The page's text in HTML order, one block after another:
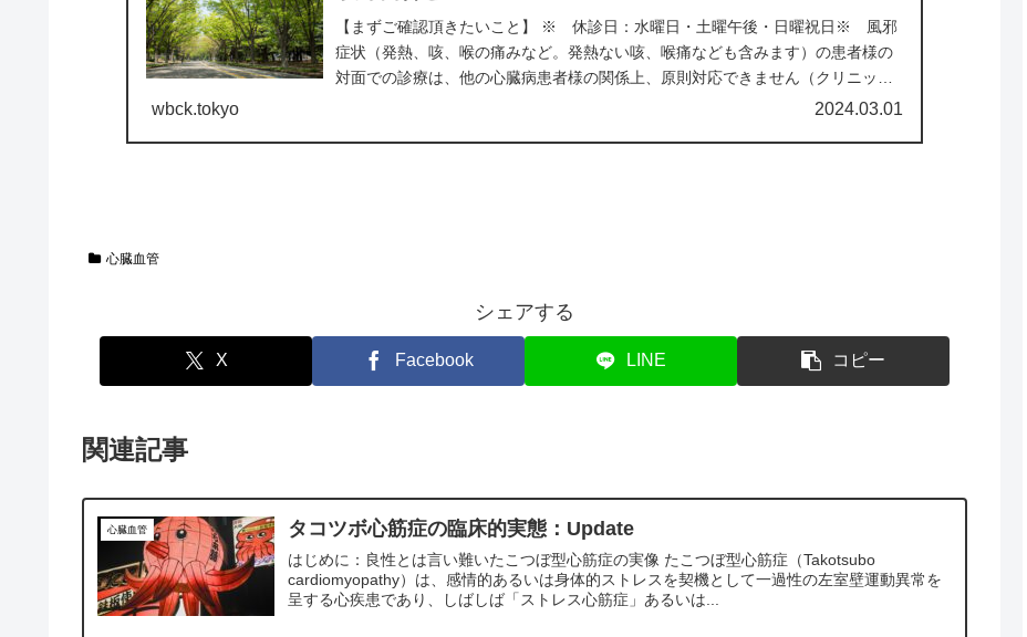
【まずご確認頂きたいこと】 ※ 休診日：水曜日・土曜午後・日曜祝日※ 風邪
症状（発熱、咳、喉の痛みなど。発熱ない咳、喉痛なども含みます）の患者様の
対面での診療は、他の心臓病患者様の関係上、原則対応できません（クリニック
wbck.tokyo 2024.03.01
心臓血管
シェアする
X Facebook LINE コピー
関連記事
心臓血管 タコツボ心筋症の臨床的実態：Update
はじめに：良性とは言い難いたこつぼ型心筋症の実像 たこつぼ型心筋症（Takotsubo
cardiomyopathy）は、感情的あるいは身体的ストレスを契機として一過性の左室壁運動異常を
呈する心疾患であり、しばしば「ストレス心筋症」あるいは...